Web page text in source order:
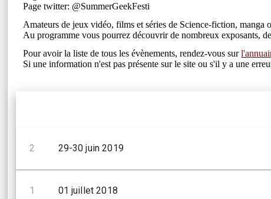
Page twitter: @SummerGeekFesti
Amateurs de jeux vidéo, films et séries de Science-fiction,
Au programme vous pourrez découvrir de nombreux exposants,
Pour avoir la liste de tous les évènements, rendez-vous sur
Si une information n'est pas présente sur le site ou s'il y a une
2 29-30 juin 2019
1 01 juillet 2018